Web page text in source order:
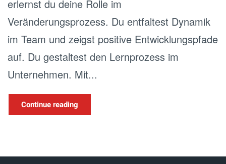
erlernst du deine Rolle im
Veränderungsprozess. Du entfaltest Dynamik
im Team und zeigst positive Entwicklungspfade
auf. Du gestaltest den Lernprozess im
Unternehmen. Mit...
Continue reading